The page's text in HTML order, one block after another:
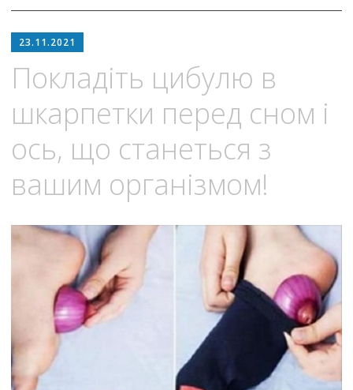
to
23.11.2021
Покладіть цибулю в
шкарпетки перед сном і
ось, що станеться з
вашим організмом!